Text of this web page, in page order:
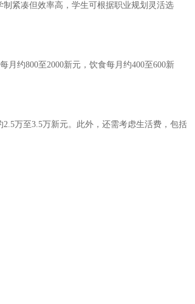
紧凑但效率高，学生可根据职业规划灵活选
约800至2000新元，饮食每月约400至600新
万至3.5万新元。此外，还需考虑生活费，包括